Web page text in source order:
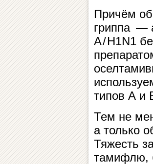
Причём
гриппа —
А / Н1N1
типов А и
Тем не
а только
Тяжесть
тамифлю,